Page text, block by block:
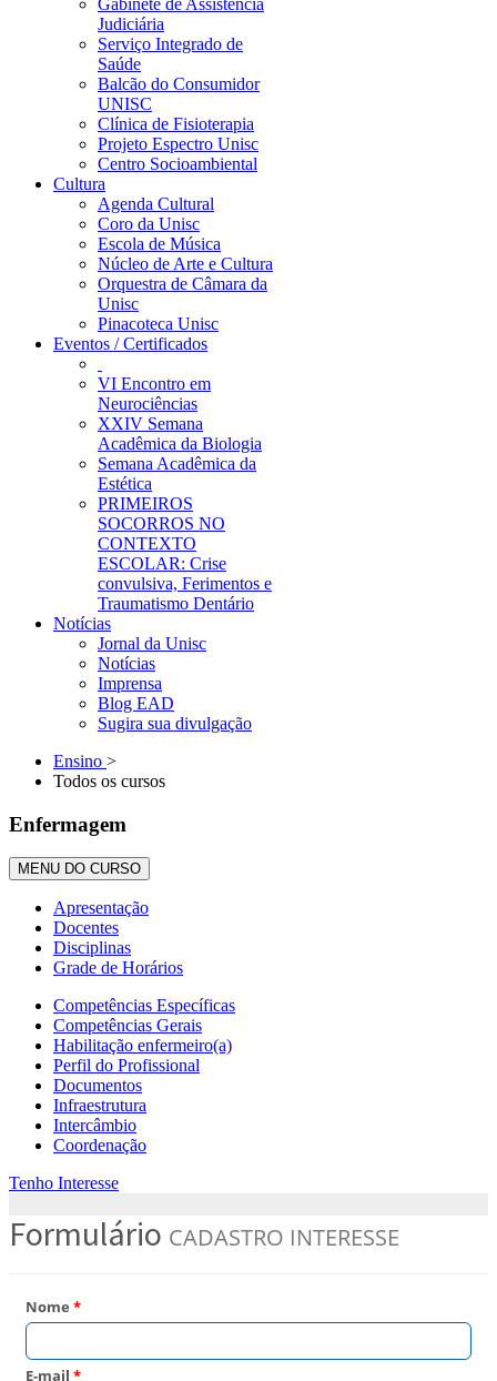
Gabinete de Assistência
Judiciária
Serviço Integrado de
Saúde
Balcão do Consumidor
UNISC
Clínica de Fisioterapia
Projeto Espectro Unisc
Centro Socioambiental
Cultura
Agenda Cultural
Coro da Unisc
Escola de Música
Núcleo de Arte e Cultura
Orquestra de Câmara da
Unisc
Pinacoteca Unisc
Eventos / Certificados
VI Encontro em
Neurociências
XXIV Semana
Acadêmica da Biologia
Semana Acadêmica da
Estética
PRIMEIROS
SOCORROS NO
CONTEXTO
ESCOLAR: Crise
convulsiva, Ferimentos e
Traumatismo Dentário
Notícias
Jornal da Unisc
Notícias
Imprensa
Blog EAD
Sugira sua divulgação
Ensino >
Todos os cursos
Enfermagem
MENU DO CURSO
Apresentação
Docentes
Disciplinas
Grade de Horários
Competências Específicas
Competências Gerais
Habilitação enfermeiro(a)
Perfil do Profissional
Documentos
Infraestrutura
Intercâmbio
Coordenação
Tenho Interesse